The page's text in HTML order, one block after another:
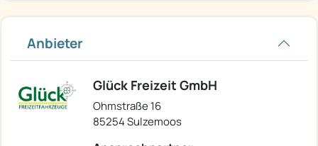
Anbieter
Glück Freizeit GmbH
Ohmstraße 16
85254 Sulzemoos